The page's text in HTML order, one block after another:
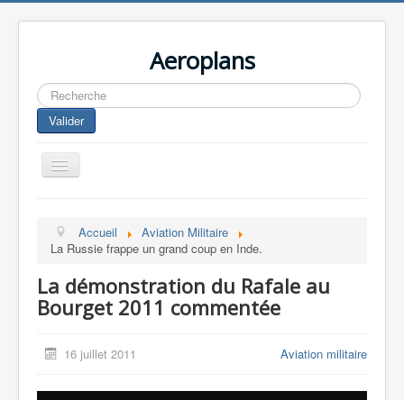
Aeroplans
Rechercher
Valider
Toggle
Navigation
Aviation Commerciale
Aviation Militaire
Drones
Accueil
Aviation Militaire
La Russie frappe un grand coup en Inde.
La démonstration du Rafale au
Bourget 2011 commentée
16 juillet 2011 Aviation militaire